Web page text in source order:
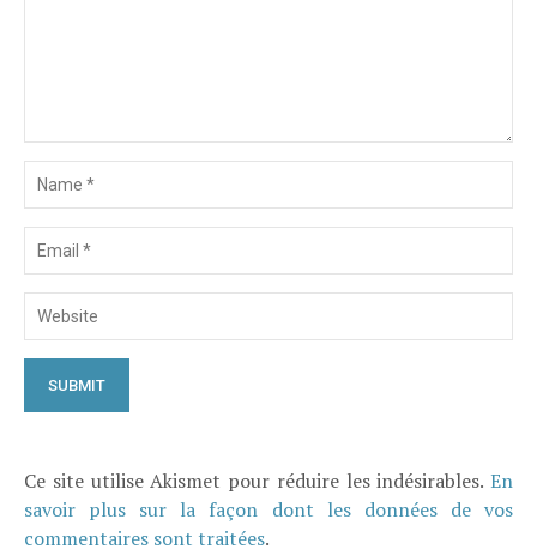
Ce site utilise Akismet pour réduire les indésirables. En
savoir plus sur la façon dont les données de vos
commentaires sont traitées.